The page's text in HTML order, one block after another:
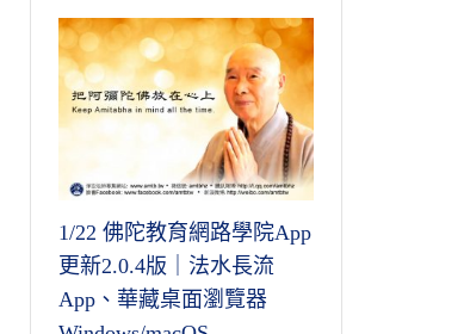
1/22 佛陀教育網路學院App
更新2.0.4版｜法水長流
App、華藏桌面瀏覽器